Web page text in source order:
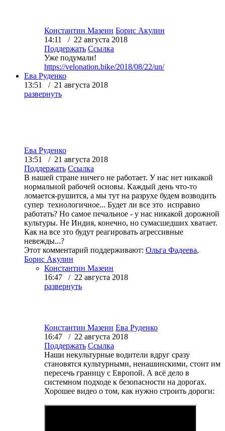
Константин Мазеин Борис Акулин
14:11 / 22 августа 2018
Поддержать Ссылка
Уже подумали!
https://velonation.bike/2018/08/22/un/
Ева Руденко
13:51 / 21 августа 2018
развернуть
Ева Руденко
13:51 / 21 августа 2018
Поддержать Ссылка
В нашей стране ничего не работает. У нас нет никакой
нормальной рабочей основы. Каждый день что-то
ломается-рушится, а мы тут на разрухе будем возводить
супер технологичное... Будет ли все это исправно
работать? Но самое печальное - у нас никакой дорожной
культуры. Не Индия, конечно, но сумасшедших хватает.
Как на все это будут реагировать агрессивные
невежды...?
Этот комментарий поддерживают: Ольга Фадеева,
Борис Акулин
Константин Мазеин
16:47 / 22 августа 2018
развернуть
Константин Мазеин Ева Руденко
16:47 / 22 августа 2018
Поддержать Ссылка
Наши некультурные водители вдруг сразу
становятся культурными, ненашинскими, стоит им
пересечь границу с Европой. А всё дело в
системном подходе к безопасности на дорогах.
Хорошее видео о том, как нужно строить дороги: